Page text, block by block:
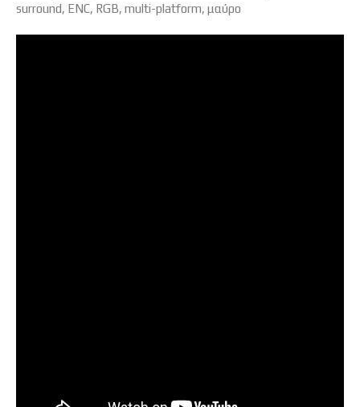
surround, ENC, RGB, multi-platform, μαύρο